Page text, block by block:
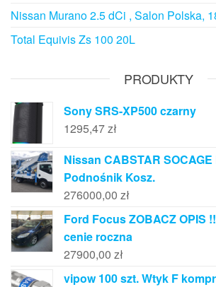
Nissan Murano 2.5 dCi , Salon Polska,
Total Equivis Zs 100 20L
PRODUKTY
Sony SRS-XP500 czarny
1295,47zł
Nissan CABSTAR SOCAGE
Podnośnik Kosz.
276000,00 zł
Ford Focus ZOBACZ OPIS
cenie roczna
27900,00 zł
vipow 100 szt. Wtyk F